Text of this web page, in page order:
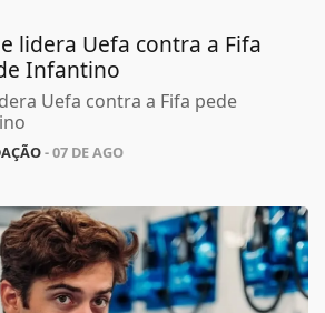
lidera Uefa contra a Fifa
Infantino
Uefa contra a Fifa pede
- 07 DE AGO